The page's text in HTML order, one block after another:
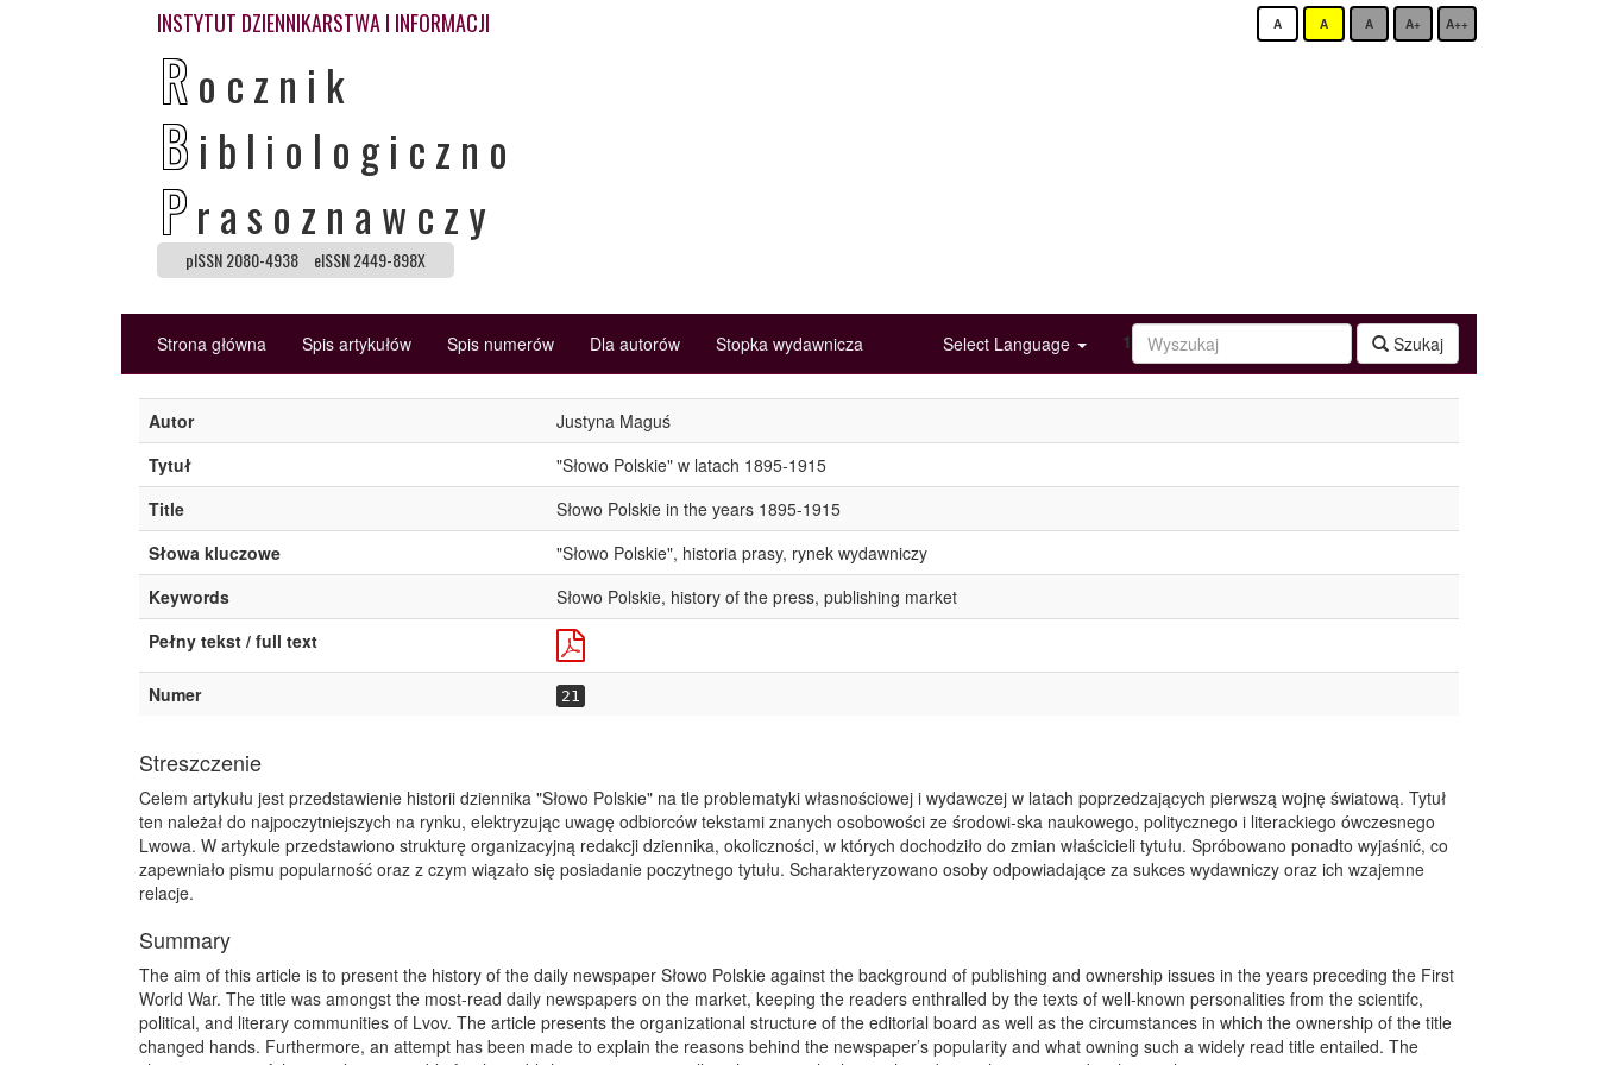
INSTYTUT DZIENNIKARSTWA I INFORMACJI
Rocznik
B ibliologiczno
Prasoznawczy
pISSN 2080-4938 eISSN 2449-898X
A A A A+ A++
Strona główna Spis artykułów Spis numerów Dla autorów Stopka wydawnicza 1 Szukaj
Select Language
Autor
Justyna Maguś
Tytuł
"Słowo Polskie" w latach 1895-1915
Title
Słowo Polskie in the years 1895-1915
Słowa kluczowe
"Słowo Polskie", historia prasy, rynek wydawniczy
Keywords
Słowo Polskie, history of the press, publishing market
Pełny tekst / full text
Numer 21
Streszczenie
Celem artykułu jest przedstawienie historii dziennika "Słowo Polskie" na tle problematyki własnościowej i wydawczej w latach poprzedzających pierwszą wojnę światową. Tytuł
ten należał do najpoczytniejszych na rynku, elektryzując uwagę odbiorców tekstami znanych osobowości ze środowi-ska naukowego, politycznego i literackiego ówczesnego
Lwowa. W artykule przedstawiono strukturę organizacyjną redakcji dziennika, okoliczności, w których dochodziło do zmian właścicieli tytułu. Spróbowano ponadto wyjaśnić, co
zapewniało pismu popularność oraz z czym wiązało się posiadanie poczytnego tytułu. Scharakteryzowano osoby odpowiadające za sukces wydawniczy oraz ich wzajemne
relacje.
Summary
The aim of this article is to present the history of the daily newspaper Słowo Polskie against the background of publishing and ownership issues in the years preceding the First
World War. The title was amongst the most-read daily newspapers on the market, keeping the readers enthralled by the texts of well-known personalities from the scientifc,
political, and literary communities of Lvov. The article presents the organizational structure of the editorial board as well as the circumstances in which the ownership of the title
changed hands. Furthermore, an attempt has been made to explain the reasons behind the newspaper’s popularity and what owning such a widely read title entailed. The